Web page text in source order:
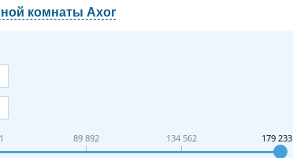
комнаты Axor
89 892 134 562 179 233